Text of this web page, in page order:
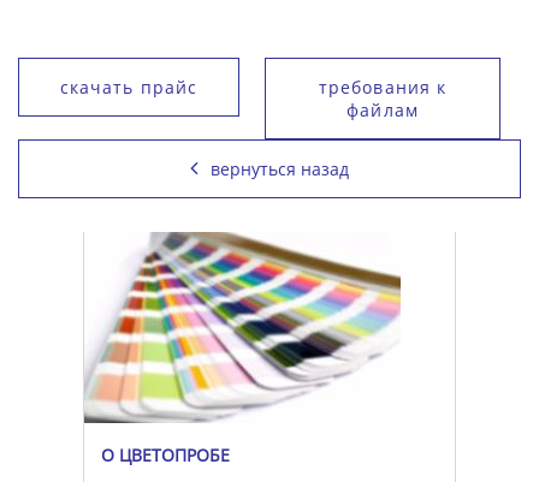
скачать прайс
требования к
файлам
вернуться назад
О ЦВЕТОПРОБЕ